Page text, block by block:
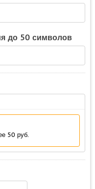
до 50 символов
50 руб.